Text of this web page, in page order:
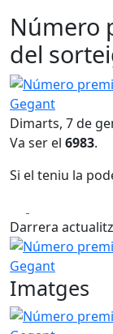
Número
del
Número premiat
Dimarts, 7 de
Va ser el 6983.
Si el teniu la
Darrera
Número premiat
Imatges
Número premiat